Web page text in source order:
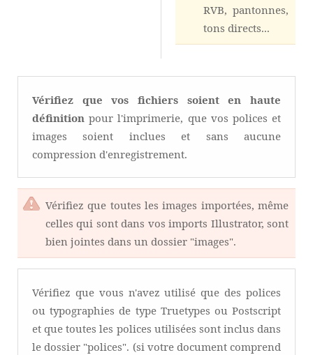
RVB, pantonnes,
tons directs...
Vérifiez que vos fichiers soient en haute
définition pour l'imprimerie, que vos polices et
images soient inclues et sans aucune
compression d'enregistrement.
Vérifiez que toutes les images importées, même
celles qui sont dans vos imports Illustrator, sont
bien jointes dans un dossier "images".
Vérifiez que vous n'avez utilisé que des polices
ou typographies de type Truetypes ou Postscript
et que toutes les polices utilisées sont inclus dans
le dossier "polices". (si votre document comprend